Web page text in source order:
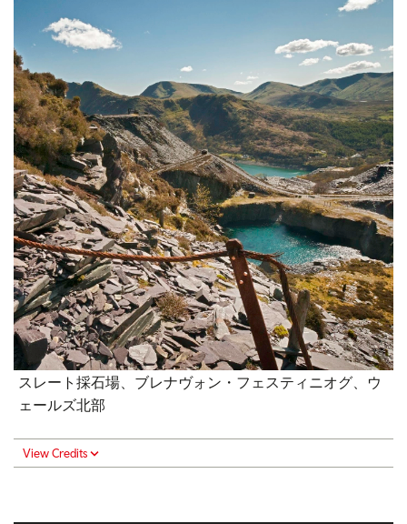
スレート採石場、ブレナヴォン・フェスティニオグ、ウ
ェールズ北部
View Credits